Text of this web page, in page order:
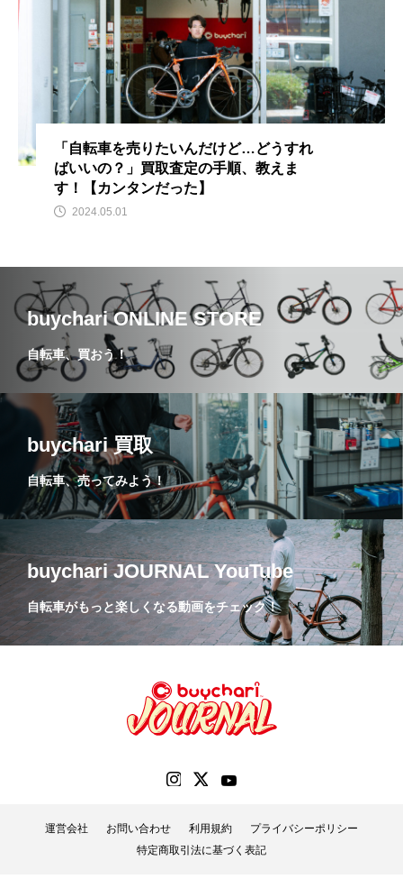
「自転車を売りたいんだけど…どうすれ
ばいいの？」買取査定の手順、教えま
す！【カンタンだった】
2024.05.01
buychari ONLINE STORE
自転車、買おう！
buychari 買取
自転車、売ってみよう！
buychari JOURNAL YouTube
自転車がもっと楽しくなる動画をチェック！
運営会社 お問い合わせ 利用規約
プライバシーポリシー
特定商取引法に基づく表記